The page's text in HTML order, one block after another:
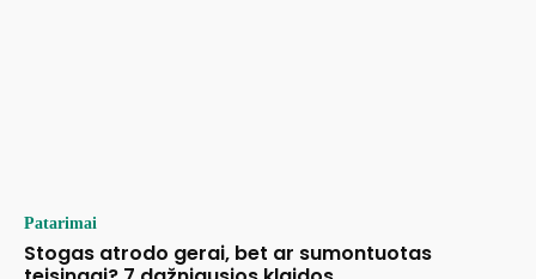
Patarimai
Stogas atrodo gerai, bet ar sumontuotas